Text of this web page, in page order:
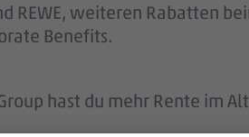
REWE, weiteren Rabatten
Benefits.
hast du mehr Rente im